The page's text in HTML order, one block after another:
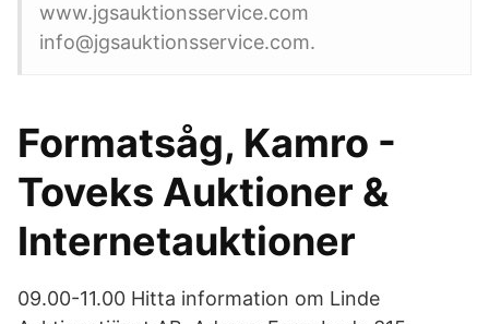
www.jgsauktionsservice.com
info@jgsauktionsservice.com.
Formatsåg, Kamro -
Toveks Auktioner &
Internetauktioner
09.00-11.00 Hitta information om Linde